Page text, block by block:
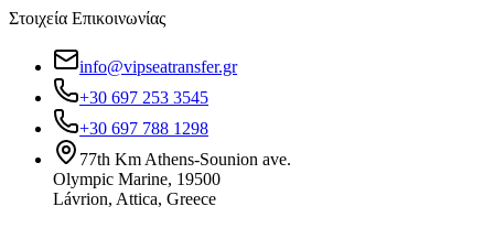
Στοιχεία Επικοινωνίας
info@vipseatransfer.gr
+30 697 253 3545
+30 697 788 1298
77th Km Athens-Sounion ave.
Olympic Marine, 19500
Lávrion, Attica, Greece